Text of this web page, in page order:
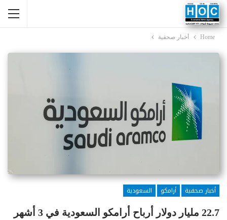
Home أخبار صحفية
أخبار صحفية أرامكو
السعودية
22.7 مليار دولار أرباح أرامكو السعودية في 3 أشهر